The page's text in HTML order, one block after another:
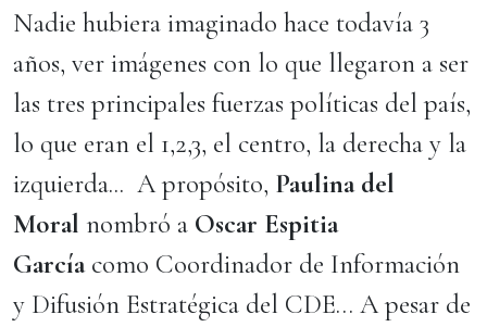
Nadie hubiera imaginado hace todavía 3
años, ver imágenes con lo que llegaron a ser
las tres principales fuerzas políticas del país,
lo que eran el 1,2,3, el centro, la derecha y la
izquierda... A propósito, Paulina del
Moral nombró a Oscar Espitia
Garcíacomo Coordinador de Información
y Difusión Estratégica del CDE… A pesar de